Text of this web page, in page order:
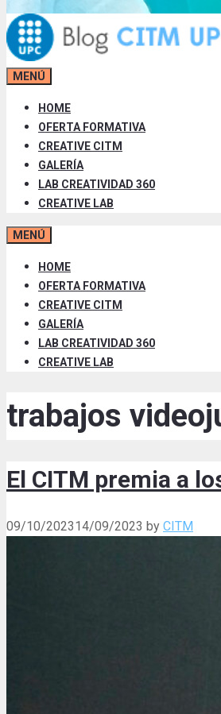
MENÚ
HOME
OFERTA FORMATIVA
CREATIVE CITM
GALERÍA
LAB CREATIVIDAD 360
CREATIVE LAB
MENÚ
HOME
OFERTA FORMATIVA
CREATIVE CITM
GALERÍA
LAB CREATIVIDAD 360
CREATIVE LAB
trabajos
El CITM premia a
09/10/202314/09/2023 by CITM